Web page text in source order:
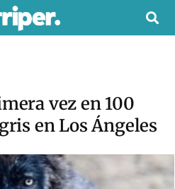
vez en 100
en Los Ángeles